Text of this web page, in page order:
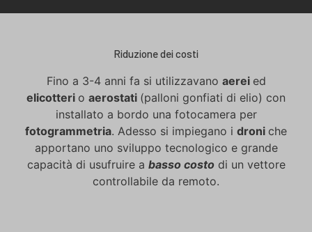
Riduzione dei costi
Fino a 3-4 anni fa si utilizzavano aerei ed
elicotteri o aerostati (palloni gonfiati di elio) con
installato a bordo una fotocamera per
fotogrammetria. Adesso si impiegano i droni che
apportano uno sviluppo tecnologico e grande
capacità di usufruire a basso costodi un vettore
controllabile da remoto.